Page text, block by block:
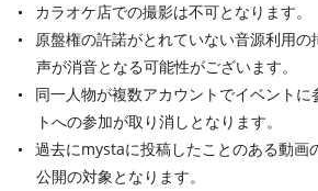
カラオケ店での撮影は不可となります。
原盤権の許諾がとれていない音源利用
声が消音となる可能性がございます。
同一人物が複数アカウントでイベントに
トへの参加が取り消しとなります。
過去にmystaに投稿したことのある動画
公開の対象となります。